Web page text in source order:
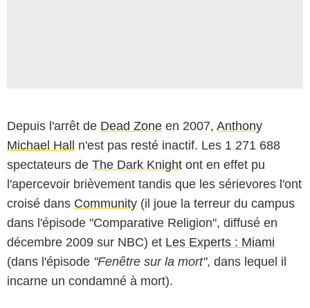
Depuis l'arrêt de Dead Zone en 2007, Anthony
Michael Hall n'est pas resté inactif. Les 1 271 688
spectateurs de The Dark Knight ont en effet pu
l'apercevoir brièvement tandis que les sérievores l'ont
croisé dans Community (il joue la terreur du campus
dans l'épisode "Comparative Religion", diffusé en
décembre 2009 sur NBC) et Les Experts : Miami
(dans l'épisode "Fenêtre sur la mort", dans lequel il
incarne un condamné à mort).